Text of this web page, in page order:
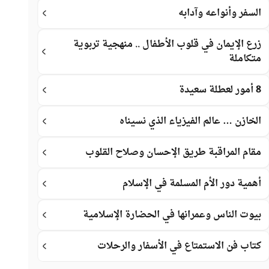
السفر وأنواعه وآدابه
زرع الإيمان في قلوب الأطفال .. منهجية تربوية
متكاملة
8 أمور لعطلة سعيدة
الخازن … عالم الفيزياء الذي نسيناه
مقام المراقبة طريق الإحسان وصلاح القلوب
أهمية دور الأم المسلمة في الإسلام
بيوت الناس وعمرانها في الحضارة الإسلامية
كتاب فن الاستمتاع في الأسفار والرحلات